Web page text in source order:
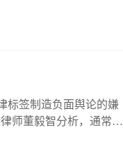
标签制造负面舆论的嫌
师董毅智分析，通常意